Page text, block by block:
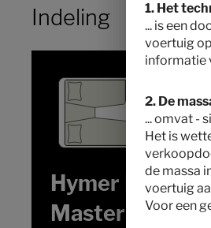
Indeling
Hymer B-
MasterLine T
1. Het
... is een
voertuig
informatie
2. De
... omvat -
Het is
de massa
voertuig
Voor een